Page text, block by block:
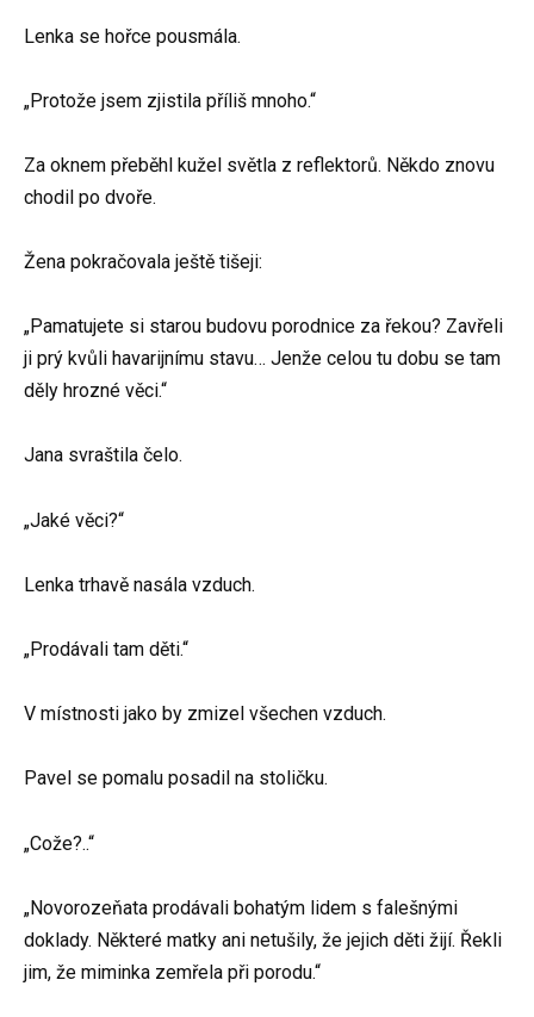
Lenka se hořce pousmála.
„Protože jsem zjistila příliš mnoho.“
Za oknem přeběhl kužel světla z reflektorů. Někdo znovu
chodil po dvoře.
Žena pokračovala ještě tišeji:
„Pamatujete si starou budovu porodnice za řekou? Zavřeli
ji prý kvůli havarijnímu stavu… Jenže celou tu dobu se tam
děly hrozné věci.“
Jana svraštila čelo.
„Jaké věci?“
Lenka trhavě nasála vzduch.
„Prodávali tam děti.“
V místnosti jako by zmizel všechen vzduch.
Pavel se pomalu posadil na stoličku.
„Cože?..“
„Novorozeňata prodávali bohatým lidem s falešnými
doklady. Některé matky ani netušily, že jejich děti žijí. Řekli
jim, že miminka zemřela při porodu.“